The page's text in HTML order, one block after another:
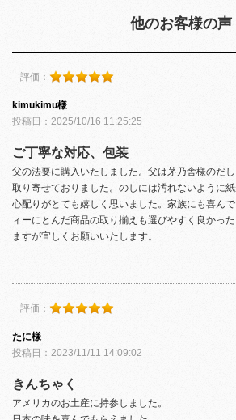
他のお客様の声
評価：
kimukimu様
投稿日：2025/10/16 11:25:25
ご丁寧な対応、包装
父の法要に購入いたしました。父は茅乃舎様のだ
取り寄せておりました。のしには汚れないように
心配りがとても嬉しく思いました。家族にも喜ん
ィーにとんだ商品の取り揃えも選びやすく良かっ
ますが宜しくお願いいたします。
評価：
たに様
投稿日：2023/11/11 14:09:02
きんちゃく
アメリカのお土産に持参しました。